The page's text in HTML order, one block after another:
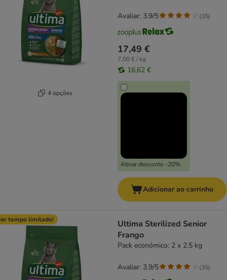
4 opções
17,49 €
7,00 € / kg
16,62 €
Ativar desconto -20%
Avaliar: 3.9/5 (35)
Adicionar ao carrinho
tempo limitado!
Ultima Sterilized Senior
Frango
Pack económico: 2 x 2,5 kg
Avaliar: 3.9/5 (35)